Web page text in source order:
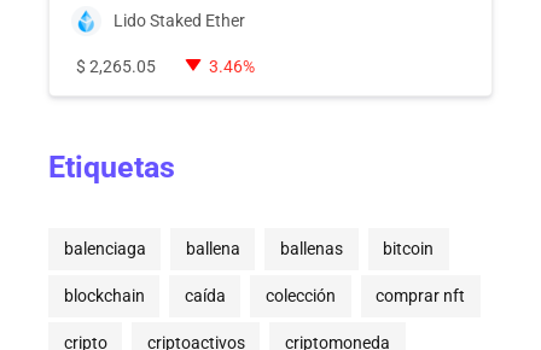
Lido Staked Ether
$ 2,265.05 3.46%
Etiquetas
balenciaga ballena ballenas bitcoin
blockchain caída colección comprar nft
cripto criptoactivos criptomoneda